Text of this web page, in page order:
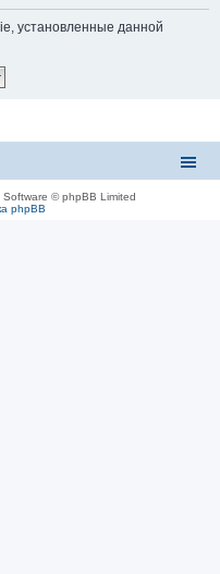
установленные данной
Software © phpBB Limited
phpBB